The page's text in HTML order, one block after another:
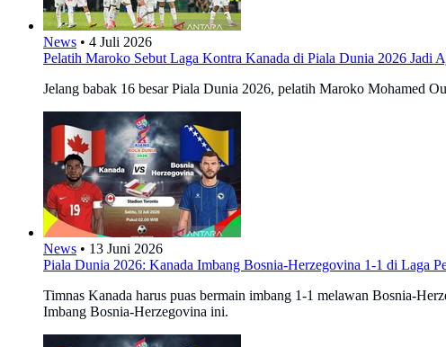
News • 4 Juli 2026
Pelatih Maroko Sebut Laga Kontra Kanada di Piala Dunia 2026 Jadi
Jelang babak 16 besar Piala Dunia 2026, pelatih Maroko Mohamed
News • 13 Juni 2026
Piala Dunia 2026: Kanada Imbang Bosnia-Herzegovina 1-1 di Laga
Timnas Kanada harus puas bermain imbang 1-1 melawan Bosnia-
Imbang Bosnia-Herzegovina ini.